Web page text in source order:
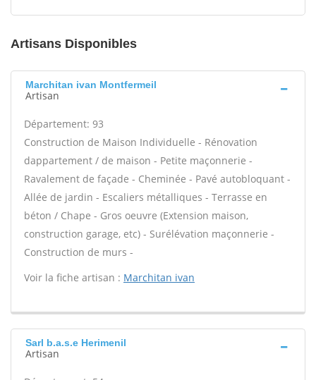
Artisans Disponibles
Marchitan ivan Montfermeil
Artisan
Département: 93
Construction de Maison Individuelle - Rénovation
dappartement / de maison - Petite maçonnerie -
Ravalement de façade - Cheminée - Pavé autobloquant -
Allée de jardin - Escaliers métalliques - Terrasse en
béton / Chape - Gros oeuvre (Extension maison,
construction garage, etc) - Surélévation maçonnerie -
Construction de murs -
Voir la fiche artisan : Marchitan ivan
Sarl b.a.s.e Herimenil
Artisan